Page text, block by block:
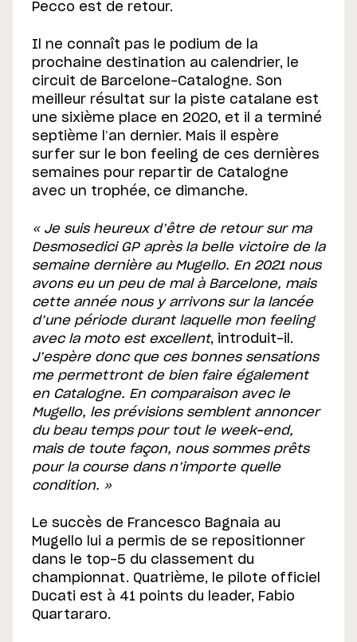
Pecco est de retour.
Il ne connaît pas le podium de la
prochaine destination au calendrier, le
circuit de Barcelone-Catalogne. Son
meilleur résultat sur la piste catalane est
une sixième place en 2020, et il a terminé
septième l’an dernier. Mais il espère
surfer sur le bon feeling de ces dernières
semaines pour repartir de Catalogne
avec un trophée, ce dimanche.
« Je suis heureux d’être de retour sur ma
Desmosedici GP après la belle victoire de la
semaine dernière au Mugello. En 2021 nous
avons eu un peu de mal à Barcelone, mais
cette année nous y arrivons sur la lancée
d’une période durant laquelle mon feeling
avec la moto est excellent, introduit-il.
J’espère donc que ces bonnes sensations
me permettront de bien faire également
en Catalogne. En comparaison avec le
Mugello, les prévisions semblent annoncer
du beau temps pour tout le week-end,
mais de toute façon, nous sommes prêts
pour la course dans n’importe quelle
condition. »
Le succès de Francesco Bagnaia au
Mugello lui a permis de se repositionner
dans le top-5 du classement du
championnat. Quatrième, le pilote officiel
Ducati est à 41 points du leader, Fabio
Quartararo.